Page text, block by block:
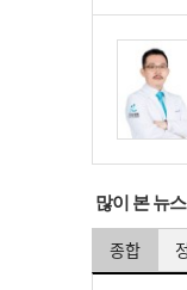
많이 본 뉴스
종합